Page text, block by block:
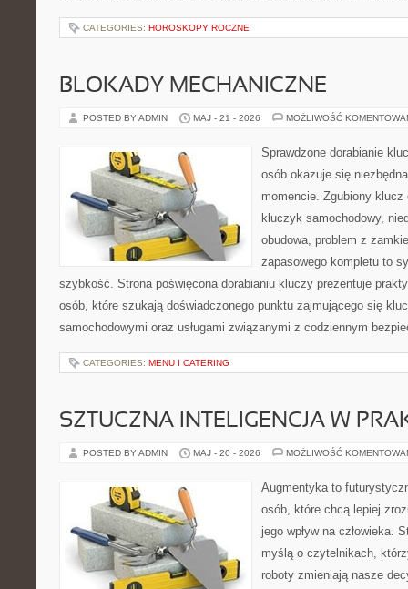
CATEGORIES: HOROSKOPY ROCZNE
BLOKADY MECHANICZNE
POSTED BY ADMIN MAJ - 21 - 2026 MOŻLIWOŚĆ
Sprawdzone dorabianie
osób okazuje się
momencie. Zgubiony
kluczyk samochodowy,
obudowa, problem z
zapasowego kompletu to
szybkość. Strona poświęcona dorabianiu kluczy prezentuje
osób, które szukają doświadczonego punktu zajmującego się
samochodowymi oraz usługami związanymi z codziennym
CATEGORIES: MENU I CATERING
SZTUCZNA INTELIGENCJA W
POSTED BY ADMIN MAJ - 20 - 2026 MOŻLIWOŚĆ
Augmentyka to
osób, które chcą lepiej
jego wpływ na człowieka.
myślą o czytelnikach,
roboty zmieniają nasze